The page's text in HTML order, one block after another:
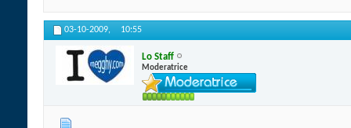
03-10-2009, 10:55
Lo Staff
Moderatrice